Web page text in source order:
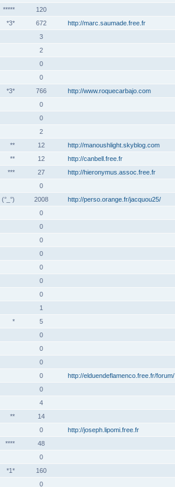
*****
120
*3*
672 http://marc.saumade.free.fr
3
2
0
0
*3*
766 http://www.roquecarbajo.com
0
0
2
**
12 http://manoushlight.skyblog.com
**
12 http://canbell.free.fr
***
27 http://hieronymus.assoc.free.fr
0
(°_°)
2008 http://perso.orange.fr/jacquou25/
0
0
0
0
0
0
0
1
*
5
0
0
0
0 http://elduendeflamenco.free.fr/forum/
0
4
**
14
0 http://joseph.lipomi.free.fr
****
48
0
*1*
160
0